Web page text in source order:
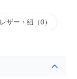
レザー・紐（0）